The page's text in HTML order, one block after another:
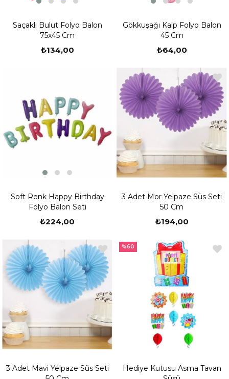
Saçaklı Bulut Folyo Balon
75x45 Cm
₺134,00
Gökkuşağı Kalp Folyo Balon
45 Cm
₺64,00
Soft Renk Happy Birthday
Folyo Balon Seti
₺224,00
3 Adet Mor Yelpaze Süs Seti
50 Cm
₺194,00
3 Adet Mavi Yelpaze Süs Seti
Hediye Kutusu Asma Tavan
%60